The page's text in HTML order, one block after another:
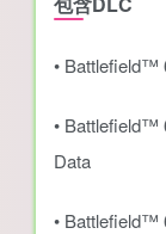
• Battlefield™
• Battlefield™
Data
• Battlefield™